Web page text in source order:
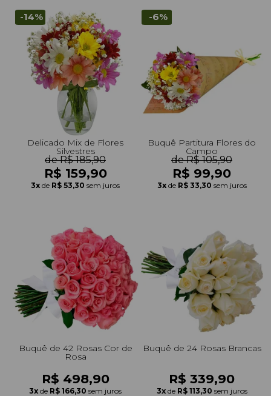
-14%
Delicado Mix de Flores
Silvestres
de R$ 185,90
R$ 159,90
3x de R$ 53,30 sem juros
-6%
Buquê Partitura Flores do
Campo
de R$ 105,90
R$ 99,90
3x de R$ 33,30 sem juros
Buquê de 42 Rosas Cor de
Rosa
R$ 498,90
3x de R$ 166,30 sem juros
Buquê de 24 Rosas Brancas
R$ 339,90
3x de R$ 113,30 sem juros